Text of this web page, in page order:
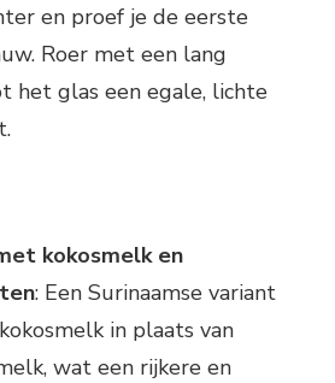
en proef je de eerste
Roer met een lang
het glas een egale, lichte
kokosmelk en
: Een Surinaamse variant
in plaats van
wat een rijkere en